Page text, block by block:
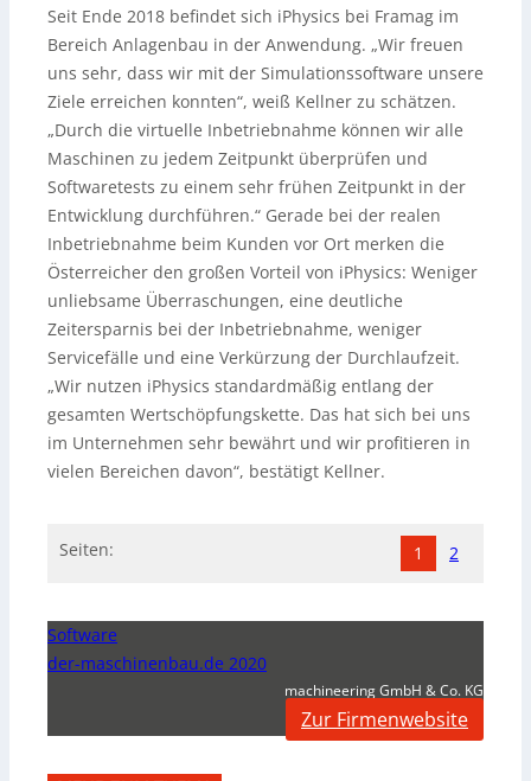
Seit Ende 2018 befindet sich iPhysics bei Framag im
Bereich Anlagenbau in der Anwendung. „Wir freuen
uns sehr, dass wir mit der Simulationssoftware unsere
Ziele erreichen konnten“, weiß Kellner zu schätzen.
„Durch die virtuelle Inbetriebnahme können wir alle
Maschinen zu jedem Zeitpunkt überprüfen und
Softwaretests zu einem sehr frühen Zeitpunkt in der
Entwicklung durchführen.“ Gerade bei der realen
Inbetriebnahme beim Kunden vor Ort merken die
Österreicher den großen Vorteil von iPhysics: Weniger
unliebsame Überraschungen, eine deutliche
Zeitersparnis bei der Inbetriebnahme, weniger
Servicefälle und eine Verkürzung der Durchlaufzeit.
„Wir nutzen iPhysics standardmäßig entlang der
gesamten Wertschöpfungskette. Das hat sich bei uns
im Unternehmen sehr bewährt und wir profitieren in
vielen Bereichen davon“, bestätigt Kellner.
Seiten: 1 2
Software
der-maschinenbau.de 2020
machineering GmbH & Co. KG
Zur Firmenwebsite